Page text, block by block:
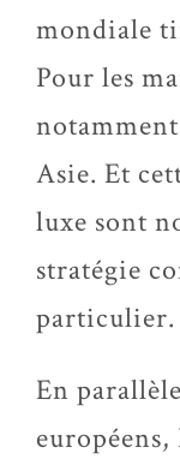
mondiale
Pour les
Asie. Et
luxe sont
stratégie
particulier.
En